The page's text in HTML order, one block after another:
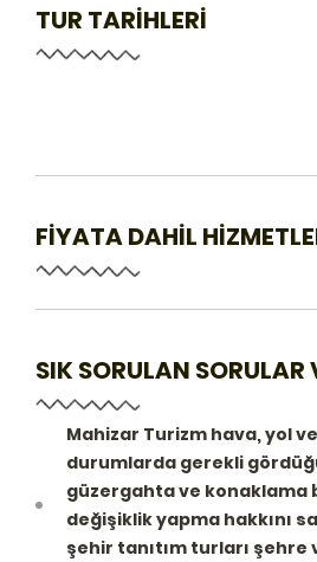
TUR TARİHLERİ
FİYATA DAHİL
SIK SORULAN SORULAR
Mahizar Turizm hava, yol
durumlarda gerekli
güzergahta ve konaklama
değişiklik yapma hakkını
şehir tanıtım turları şehre